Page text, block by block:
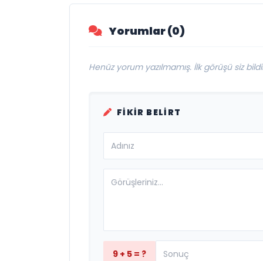
Yorumlar (0)
Henüz yorum yazılmamış. İlk görüşü siz
FIKIR BELIRT
9 + 5 = ?